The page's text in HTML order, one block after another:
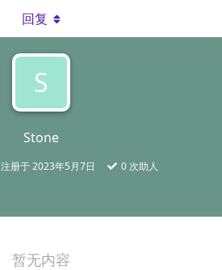
S
Stone
注册于2023年5月7日 0 次助人
回复
暂无内容